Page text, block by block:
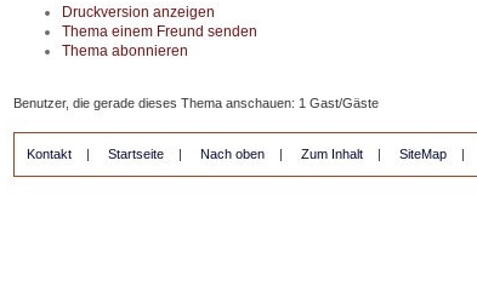
Druckversion anzeigen
Thema einem Freund senden
Thema abonnieren
Benutzer, die gerade dieses Thema anschauen: 1 Gast/Gäste
Kontakt | Startseite | Nach oben | Zum Inhalt | SiteMap |